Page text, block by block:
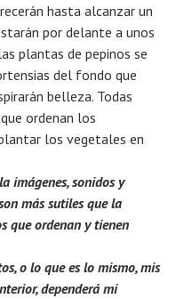
hasta alcanzar un
por delante a unos
plantas de pepinos se
del fondo que
belleza. Todas
ordenan los
los vegetales en
imágenes, sonidos y
más sutiles que la
que ordenan y tienen
o lo que es lo mismo, mis
dependerá mi